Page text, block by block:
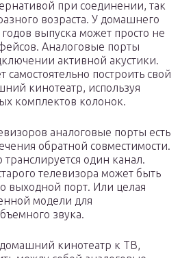
при соединении, так
возраста. У домашнего
выпуска может просто не
Аналоговые порты
активной акустики.
самостоятельно построить свой
кинотеатр, используя
комплектов колонок.
аналоговые порты есть
обратной совместимости.
один канал.
телевизора может быть
выходной порт. Или целая
модели для
звука.
кинотеатр к ТВ,